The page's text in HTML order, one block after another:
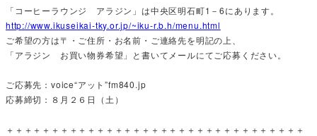
「コーヒーラウンジ アラジン」は中央区明石町1－6にあります。
http://www.ikuseikai-tky.or.jp/~iku-r.b.h/menu.html
ご希望の方は〒・ご住所・お名前・ご連絡先を明記の上、
「アラジン お買い物券希望」と書いてメールにてご応募ください。
ご応募先：voice“アット”fm840.jp
応募締切：８月２６日（土）
＋＋＋＋＋＋＋＋＋＋＋＋＋＋＋＋＋＋＋＋＋＋＋＋＋＋＋＋＋＋＋＋＋